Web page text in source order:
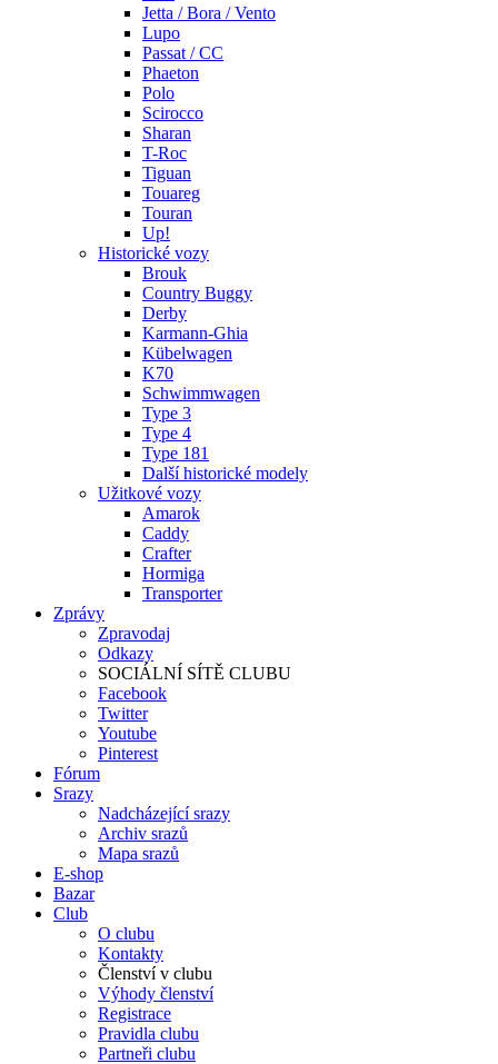
Jetta / Bora / Vento
Lupo
Passat / CC
Phaeton
Polo
Scirocco
Sharan
T-Roc
Tiguan
Touareg
Touran
Up!
Historické vozy
Brouk
Country Buggy
Derby
Karmann-Ghia
Kübelwagen
K70
Schwimmwagen
Type 3
Type 4
Type 181
Další historické modely
Užitkové vozy
Amarok
Caddy
Crafter
Hormiga
Transporter
Zprávy
Zpravodaj
Odkazy
SOCIÁLNÍ SÍTĚ CLUBU
Facebook
Twitter
Youtube
Pinterest
Fórum
Srazy
Nadcházející srazy
Archiv srazů
Mapa srazů
E-shop
Bazar
Club
O clubu
Kontakty
Členství v clubu
Výhody členství
Registrace
Pravidla clubu
Partneři clubu